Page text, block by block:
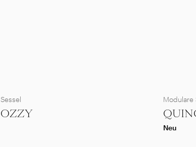
Sessel
OZZY
Modulare
Neu